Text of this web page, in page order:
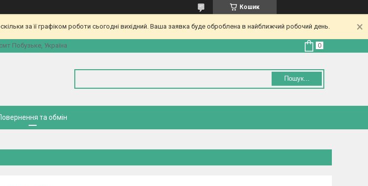
Кошик
за її графіком роботи сьогодні вихідний. Ваша заявка буде оброблена в найближчий робочий день.
Побузьке, Україна
Пошук...
та обмін